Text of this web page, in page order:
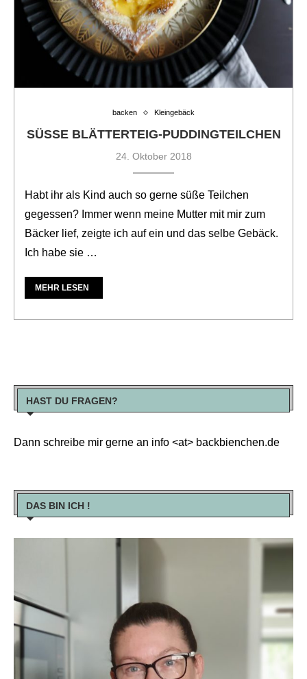
backen Kleingebäck
SÜSSE BLÄTTERTEIG-PUDDINGTEILCHEN
24. Oktober 2018
Habt ihr als Kind auch so gerne süße Teilchen
gegessen? Immer wenn meine Mutter mit mir zum
Bäcker lief, zeigte ich auf ein und das selbe Gebäck.
Ich habe sie …
MEHR LESEN
HAST DU FRAGEN?
Dann schreibe mir gerne an info <at> backbienchen.de
DAS BIN ICH !